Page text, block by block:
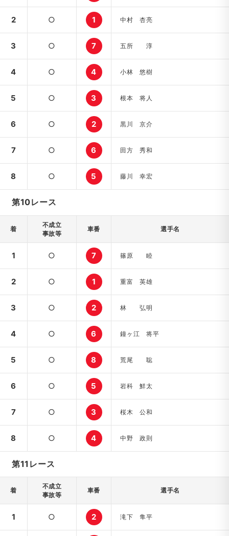
2 ○ 1 中村 杏亮
3 ○ 7 五所 淳
4 ○ 4 小林 悠樹
5 ○ 3 根本 将人
6 ○ 2 黒川 京介
7 ○ 6 田方 秀和
8 ○ 5 藤川 幸宏
第10レース
着
不成立
事故等
車番 選手名
1 ○ 7 篠原 睦
2 ○ 1 重富 英雄
3 ○ 2 林 弘明
4 ○ 6 鐘ヶ江 将平
5 ○ 8 荒尾 聡
6 ○ 5 岩科 鮮太
7 ○ 3 桜木 公和
8 ○ 4 中野 政則
第11レース
着
不成立
事故等
車番 選手名
1 ○ 2 滝下 隼平